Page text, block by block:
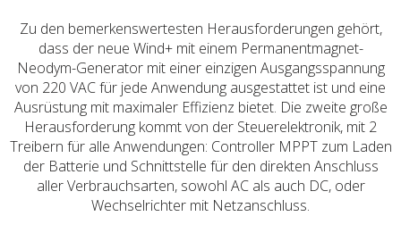
Zu den bemerkenswertesten Herausforderungen gehört,
dass der neue Wind+ mit einem Permanentmagnet-
Neodym-Generator mit einer einzigen Ausgangsspannung
von 220 VAC für jede Anwendung ausgestattet ist und eine
Ausrüstung mit maximaler Effizienz bietet. Die zweite große
Herausforderung kommt von der Steuerelektronik, mit 2
Treibern für alle Anwendungen: Controller MPPT zum Laden
der Batterie und Schnittstelle für den direkten Anschluss
aller Verbrauchsarten, sowohl AC als auch DC, oder
Wechselrichter mit Netzanschluss.